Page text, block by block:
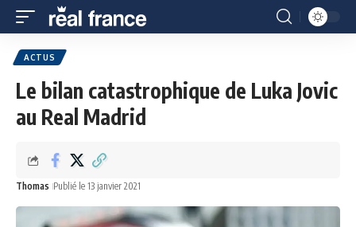
ACTUS
Le bilan catastrophique de Luka Jovic
au Real Madrid
Thomas Publié le 13 janvier 2021